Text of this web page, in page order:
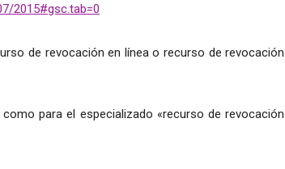
2015#gsc.tab=0
de revocación en línea o recurso de revocación
para el especializado «recurso de revocación